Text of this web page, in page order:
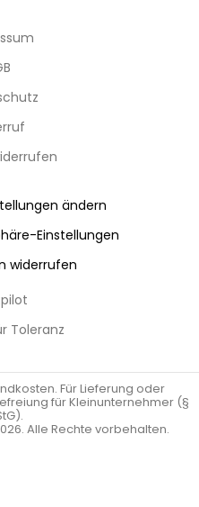
ändern
Einstellungen
widerrufen
Toleranz
Für Lieferung oder
für Kleinunternehmer (§
Alle Rechte vorbehalten.